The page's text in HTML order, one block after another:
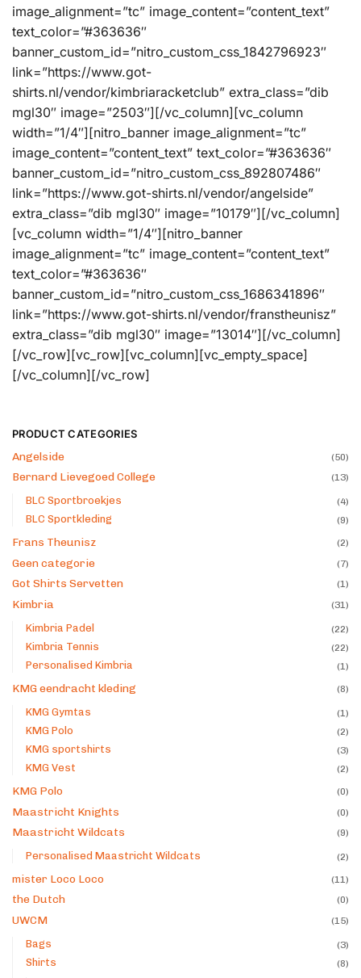
image_alignment=”tc” image_content=”content_text”
text_color=”#363636″
banner_custom_id=”nitro_custom_css_1842796923″
link=”https://www.got-
shirts.nl/vendor/kimbriaracketclub” extra_class=”dib
mgl30″ image=”2503″][/vc_column][vc_column
width=”1/4″][nitro_banner image_alignment=”tc”
image_content=”content_text” text_color=”#363636″
banner_custom_id=”nitro_custom_css_892807486″
link=”https://www.got-shirts.nl/vendor/angelside”
extra_class=”dib mgl30″ image=”10179″][/vc_column]
[vc_column width=”1/4″][nitro_banner
image_alignment=”tc” image_content=”content_text”
text_color=”#363636″
banner_custom_id=”nitro_custom_css_1686341896″
link=”https://www.got-shirts.nl/vendor/franstheunisz”
extra_class=”dib mgl30″ image=”13014″][/vc_column]
[/vc_row][vc_row][vc_column][vc_empty_space]
[/vc_column][/vc_row]
PRODUCT CATEGORIES
Angelside (50)
Bernard Lievegoed College (13)
BLC Sportbroekjes (4)
BLC Sportkleding (9)
Frans Theunisz (2)
Geen categorie (7)
Got Shirts Servetten (1)
Kimbria (31)
Kimbria Padel (22)
Kimbria Tennis (22)
Personalised Kimbria (1)
KMG eendracht kleding (8)
KMG Gymtas (1)
KMG Polo (2)
KMG sportshirts (3)
KMG Vest (2)
KMG Polo (0)
Maastricht Knights (0)
Maastricht Wildcats (9)
Personalised Maastricht Wildcats (2)
mister Loco Loco (11)
the Dutch (0)
UWCM (15)
Bags (3)
Shirts (8)